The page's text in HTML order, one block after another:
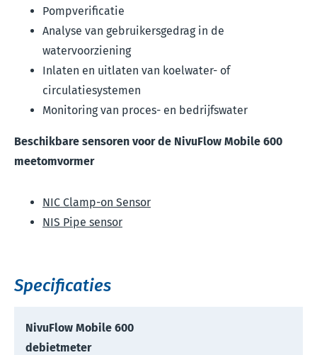
Pompverificatie
Analyse van gebruikersgedrag in de
watervoorziening
Inlaten en uitlaten van koelwater- of
circulatiesystemen
Monitoring van proces- en bedrijfswater
Beschikbare sensoren voor de NivuFlow Mobile 600
meetomvormer
NIC Clamp-on Sensor
NIS Pipe sensor
Specificaties
NivuFlow Mobile 600
debietmeter